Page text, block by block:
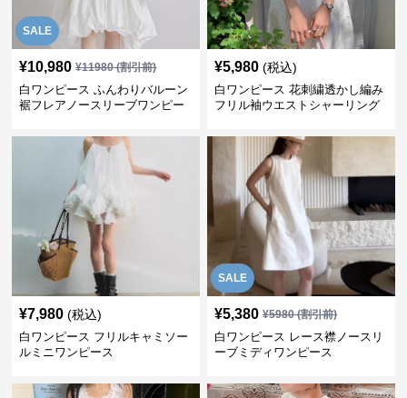
SALE
¥10,980 ¥11980(割引前)
白ワンピース ふんわりバルーン
裾フレアノースリーブワンピー
¥5,980 (税込)
白ワンピース 花刺繍透かし編み
フリル袖ウエストシャーリング
¥7,980 (税込)
白ワンピース フリルキャミソー
ルミニワンピース
SALE
¥5,380 ¥5980(割引前)
白ワンピース レース襟ノースリ
ーブミディワンピース